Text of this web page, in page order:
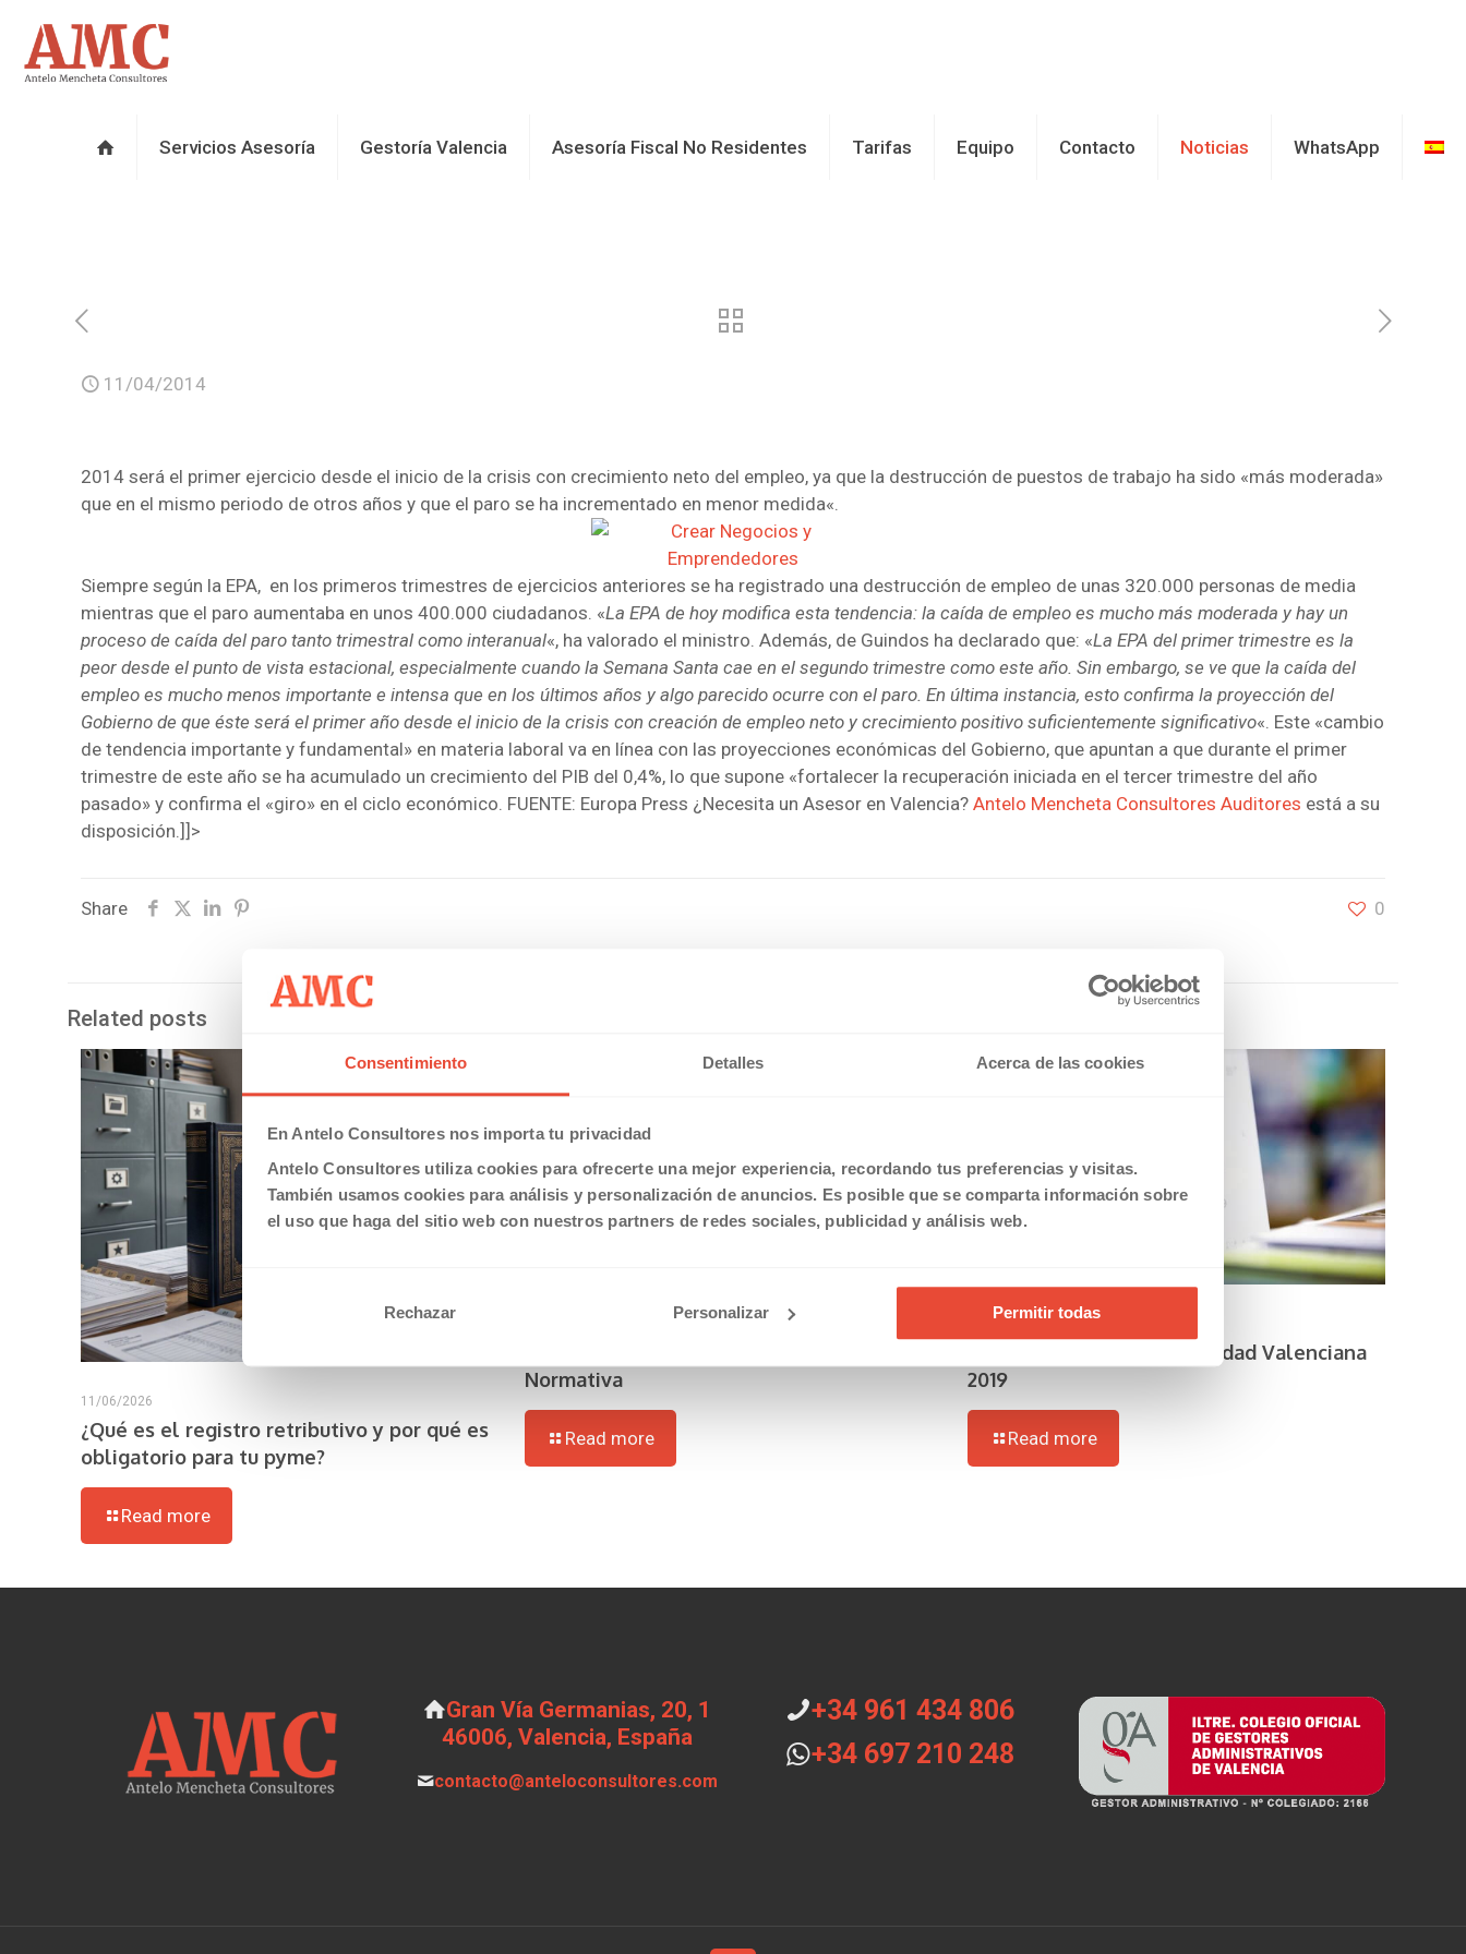
Consentimiento Detalles Acerca de las cookies
En Antelo Consultores nos importa tu privacidad
Antelo Consultores utiliza cookies para ofrecerte una mejor experiencia, recordando tus preferencias y visitas.
También usamos cookies para análisis y personalización de anuncios. Es posible que se comparta información sobre
el uso que haga del sitio web con nuestros partners de redes sociales, publicidad y análisis web.
Rechazar Personalizar Permitir todas
Servicios Asesoría Gestoría Valencia Asesoría Fiscal No Residentes Tarifas Equipo Contacto Noticias WhatsApp
11/04/2014
2014 será el primer ejercicio desde el inicio de la crisis con crecimiento neto del empleo, ya que la destrucción de puestos de trabajo ha sido «más moderada»
que en el mismo periodo de otros años y que el paro se ha incrementado en menor medida«.
Siempre según la EPA, en los primeros trimestres de ejercicios anteriores se ha registrado una destrucción de empleo de unas 320.000 personas de media
mientras que el paro aumentaba en unos 400.000 ciudadanos. «La EPA de hoy modifica esta tendencia: la caída de empleo es mucho más moderada y hay un
proceso de caída del paro tanto trimestral como interanual«, ha valorado el ministro. Además, de Guindos ha declarado que: «La EPA del primer trimestre es la
peor desde el punto de vista estacional, especialmente cuando la Semana Santa cae en el segundo trimestre como este año. Sin embargo, se ve que la caída del
empleo es mucho menos importante e intensa que en los últimos años y algo parecido ocurre con el paro. En última instancia, esto confirma la proyección del
Gobierno de que éste será el primer año desde el inicio de la crisis con creación de empleo neto y crecimiento positivo suficientemente significativo«. Este «cambio
de tendencia importante y fundamental» en materia laboral va en línea con las proyecciones económicas del Gobierno, que apuntan a que durante el primer
trimestre de este año se ha acumulado un crecimiento del PIB del 0,4%, lo que supone «fortalecer la recuperación iniciada en el tercer trimestre del año
pasado» y confirma el «giro» en el ciclo económico. FUENTE: Europa Press ¿Necesita un Asesor en Valencia?Antelo Mencheta Consultores Auditores está a su
disposición.]]>
Share 0
Related posts
11/06/2026
¿Qué es el registro retributivo y por qué es
obligatorio para tu pyme?
Read more
Normativa
Read more
Calendario Laboral Comunidad Valenciana
2019
Read more
Gran Vía Germanias, 20, 1
46006, Valencia, España
contacto@anteloconsultores.com
+34 961 434 806
+34 697 210 248